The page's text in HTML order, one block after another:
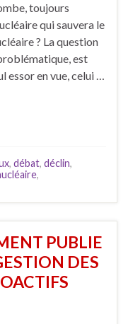
toujours
qui sauvera le
? La question
est
essor en vue, celui …
, débat, déclin,
,
PUBLIE
DES